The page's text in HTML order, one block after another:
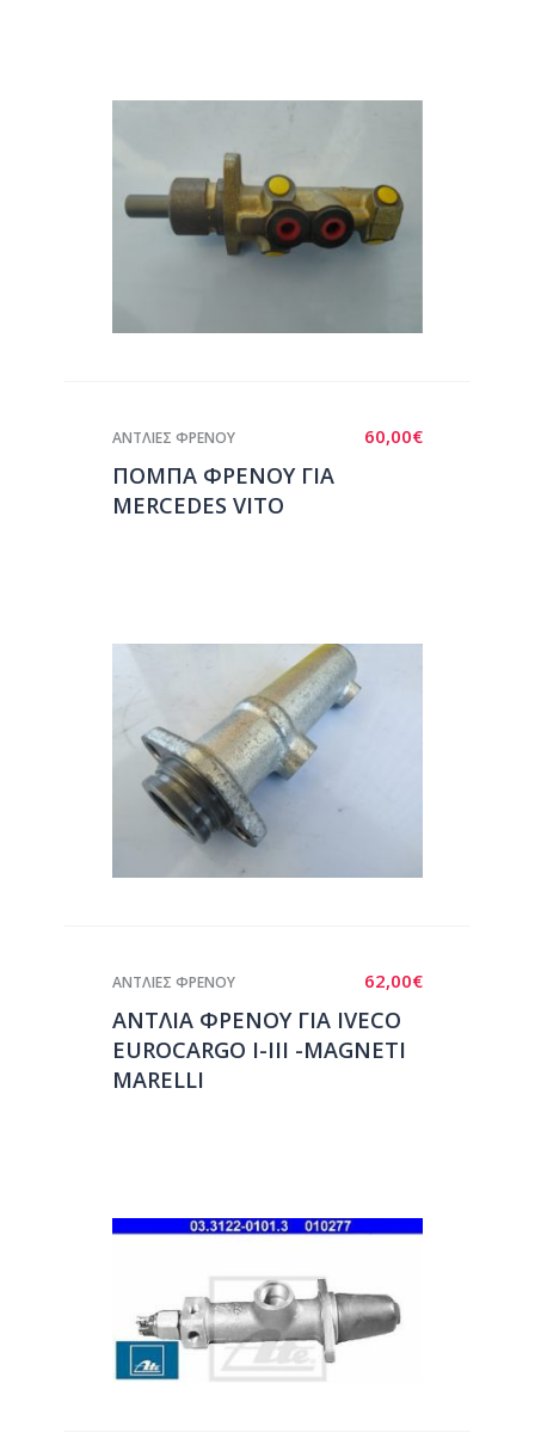
60,00€
ΑΝΤΛΙΕΣ ΦΡΕΝΟΥ
ΠΟΜΠΑ ΦΡΕΝΟΥ ΓΙΑ
MERCEDES VITO
62,00€
ΑΝΤΛΙΕΣ ΦΡΕΝΟΥ
ΑΝΤΛΙΑ ΦΡΕΝΟΥ ΓΙΑ IVECO
EUROCARGO I-III -MAGNETI
MARELLI